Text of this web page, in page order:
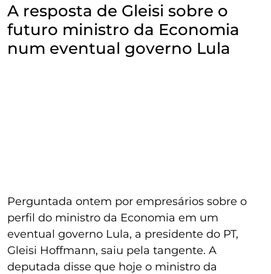
A resposta de Gleisi sobre o
futuro ministro da Economia
num eventual governo Lula
Perguntada ontem por empresários sobre o
perfil do ministro da Economia em um
eventual governo Lula, a presidente do PT,
Gleisi Hoffmann, saiu pela tangente. A
deputada disse que hoje o ministro da